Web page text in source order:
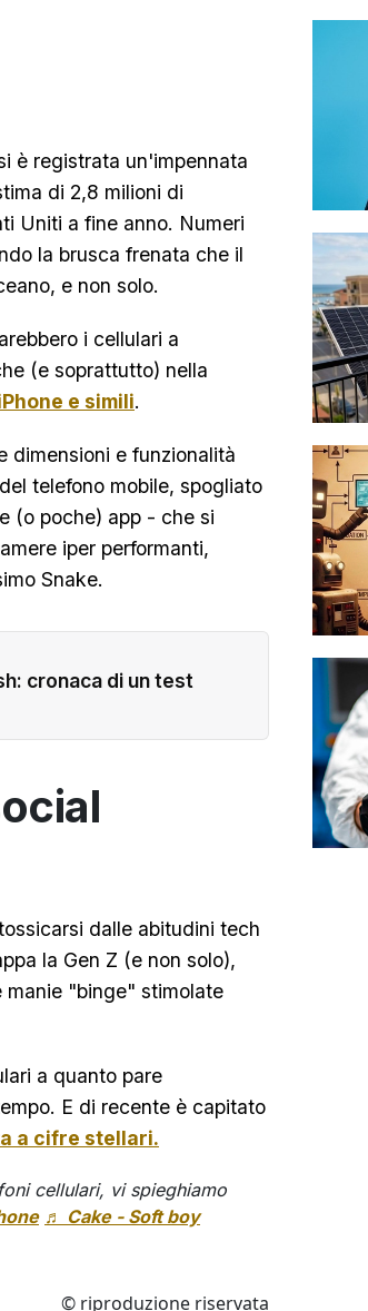
è registrata un'impennata
di 2,8 milioni di
Uniti a fine anno. Numeri
la brusca frenata che il
e non solo.
i cellulari a
(e soprattutto) nella
e simili.
dimensioni e funzionalità
telefono mobile, spogliato
(o poche) app - che si
iper performanti,
Snake.
cronaca di un test
dalle abitudini tech
la Gen Z (e non solo),
manie "binge" stimolate
a quanto pare
E di recente è capitato
a cifre stellari.
cellulari, vi spieghiamo
♬ Cake - Soft boy
© riproduzione riservata